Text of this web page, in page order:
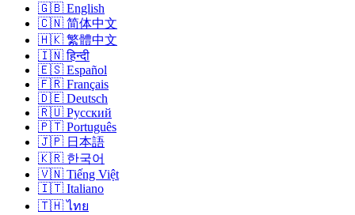
🇬🇧 English
🇨🇳 简体中文
🇭🇰 繁體中文
🇮🇳 हिन्दी
🇪🇸 Español
🇫🇷 Français
🇩🇪 Deutsch
🇷🇺 Русский
🇵🇹 Português
🇯🇵 日本語
🇰🇷 한국어
🇻🇳 Tiếng Việt
🇮🇹 Italiano
🇹🇭 ไทย